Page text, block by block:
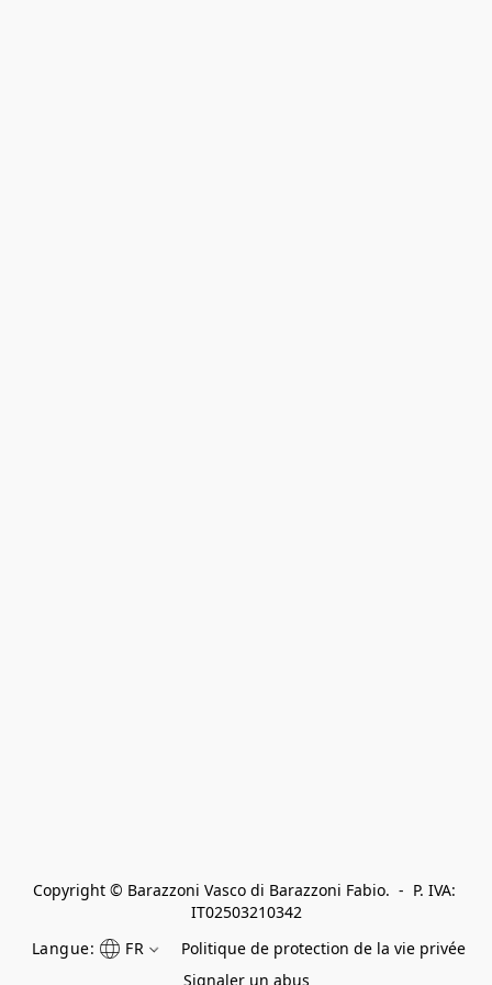
Copyright © Barazzoni Vasco di Barazzoni Fabio.  -  P. IVA:
IT02503210342
Langue:
FR
Politique de protection de la vie privée
Signaler un abus